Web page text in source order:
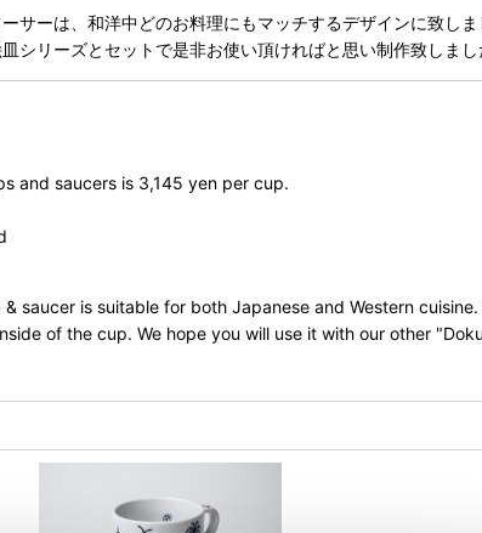
ーは、和洋中どのお料理にもマッチするデザインに致し
リーズとセットで是非お使い頂ければと思い制作致しまし
is 3,145 yen per cup.
saucer is suitable for both Japanese and Western
of the cup. We hope you will use it with our other